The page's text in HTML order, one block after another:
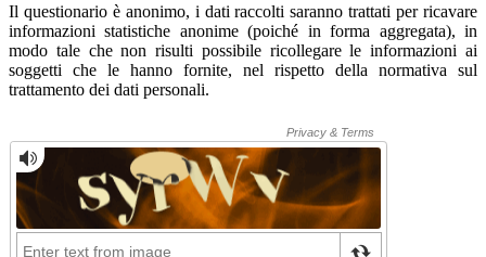
Il questionario è anonimo, i dati raccolti saranno trattati per ricavare
informazioni statistiche anonime (poiché in forma aggregata), in
modo tale che non risulti possibile ricollegare le informazioni ai
soggetti che le hanno fornite, nel rispetto della normativa sul
trattamento dei dati personali.